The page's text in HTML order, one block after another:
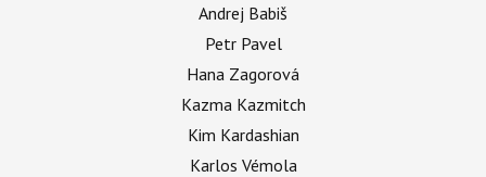
Andrej Babiš
Petr Pavel
Hana Zagorová
Kazma Kazmitch
Kim Kardashian
Karlos Vémola